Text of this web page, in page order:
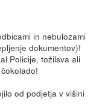
in nebulozami
dokumentov)!
Policije, tožilsva ali
od podjetja v višini